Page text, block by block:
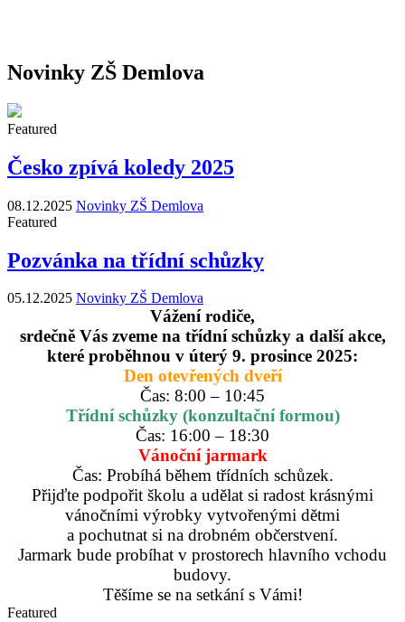
Novinky ZŠ Demlova
Featured
Česko zpívá koledy 2025
08.12.2025 Novinky ZŠ Demlova
Featured
Pozvánka na třídní schůzky
05.12.2025 Novinky ZŠ Demlova
Vážení rodiče,
srdečně Vás zveme na třídní schůzky a další akce,
které proběhnou v úterý 9. prosince 2025:
Den otevřených dveří
Čas: 8:00 – 10:45
Třídní schůzky (konzultační formou)
Čas: 16:00 – 18:30
Vánoční jarmark
Čas: Probíhá během třídních schůzek.
Přijďte podpořit školu a udělat si radost krásnými
vánočními výrobky vytvořenými dětmi
a pochutnat si na drobném občerstvení.
Jarmark bude probíhat v prostorech hlavního vchodu
budovy.
Těšíme se na setkání s Vámi!
Featured